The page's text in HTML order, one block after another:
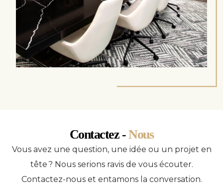
Contactez -Nous
Vous avez une question, une idée ou un projet en
tête ? Nous serions ravis de vous écouter.
Contactez-nous et entamons la conversation.